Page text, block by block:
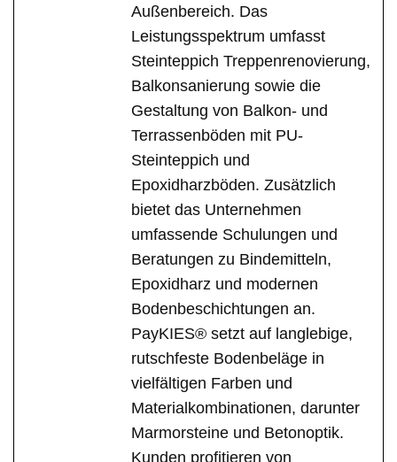
Außenbereich. Das
Leistungsspektrum umfasst
Steinteppich Treppenrenovierung,
Balkonsanierung sowie die
Gestaltung von Balkon- und
Terrassenböden mit PU-
Steinteppich und
Epoxidharzböden. Zusätzlich
bietet das Unternehmen
umfassende Schulungen und
Beratungen zu Bindemitteln,
Epoxidharz und modernen
Bodenbeschichtungen an.
PayKIES® setzt auf langlebige,
rutschfeste Bodenbeläge in
vielfältigen Farben und
Materialkombinationen, darunter
Marmorsteine und Betonoptik.
Kunden profitieren von